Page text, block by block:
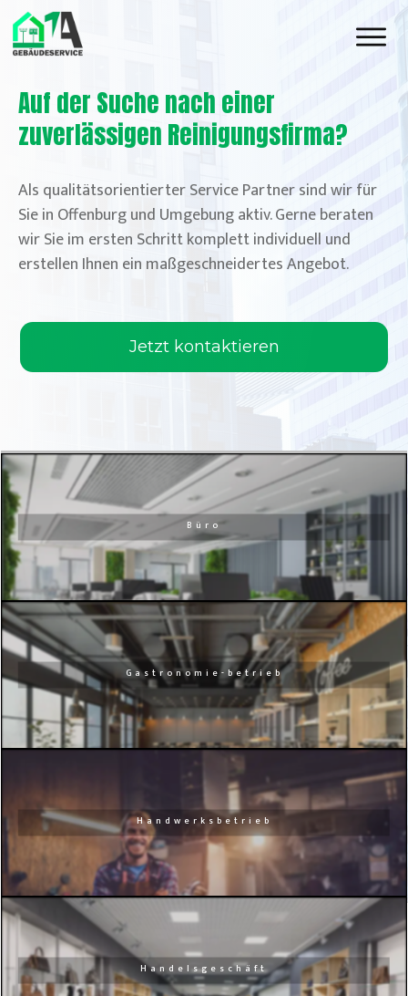
Auf der Suche nach einer
zuverlässigen Reinigungsfirma?
Als qualitätsorientierter Service Partner sind wir für
Sie in Offenburgund Umgebung aktiv. Gerne beraten
wir Sie im ersten Schritt komplett individuell und
erstellen Ihnen ein maßgeschneidertes Angebot.
Jetzt kontaktieren
Büro
Gastronomie-betrieb
Handwerksbetrieb
Handelsgeschäft